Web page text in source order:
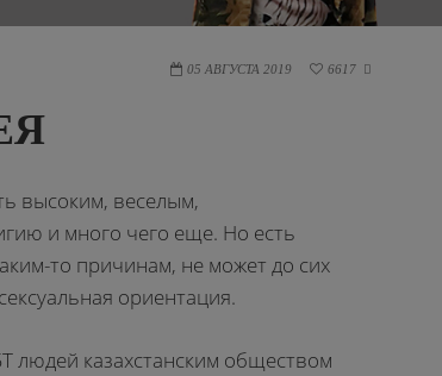
05 АВГУСТА 2019 6617 
высоким, веселым,
и много чего еще. Но есть
то причинам, не может до сих
ориентация.
людей казахстанским обществом